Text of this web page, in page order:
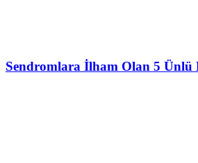
Sendromlara İlham Olan 5